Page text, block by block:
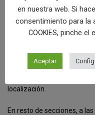
Con una serie de iconos
web, llegamos auna de las
introdujimos, un video
capa del color más
de negocios, retando al
localización.
En resto de secciones, a
en nuestra web. Si
consentimiento para la
COOKIES, pinche el
Aceptar